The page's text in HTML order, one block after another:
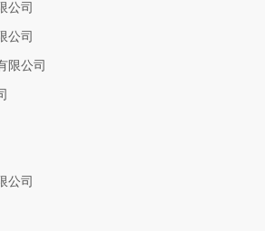
公司
公司
限公司
公司